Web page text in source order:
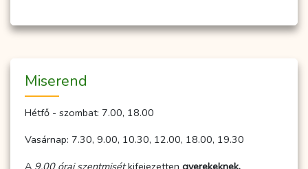
Miserend
Hétfő - szombat: 7.00, 18.00
Vasárnap: 7.30, 9.00, 10.30, 12.00, 18.00, 19.30